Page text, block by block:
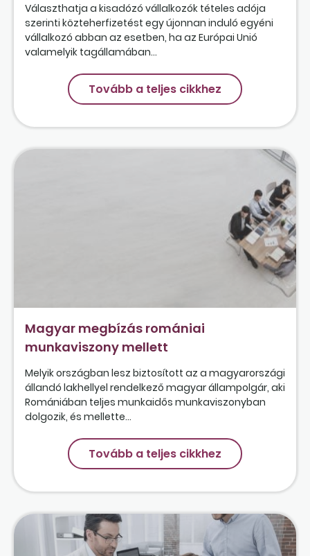
Választhatja a kisadózó vállalkozók tételes adója
szerinti közteherfizetést egy újonnan induló egyéni
vállalkozó abban az esetben, ha az Európai Unió
valamelyik tagállamában...
Tovább a teljes cikkhez
Magyar megbízás romániai
munkaviszony mellett
Melyik országban lesz biztosított az a magyarországi
állandó lakhellyel rendelkező magyar állampolgár, aki
Romániában teljes munkaidős munkaviszonyban
dolgozik, és mellette...
Tovább a teljes cikkhez